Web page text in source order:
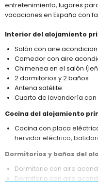
entretenimiento, lugares
vacaciones en España con
Interior del alojamiento
Salón con aire
Comedor con aire
Chimenea en el salón
2 dormitorios y 2 baños
Antena satélite
Cuarto de lavandería
Cocina del alojamiento
Cocina con placa
hervidor eléctrico,
Dormitorios y baños del
Dormitorio con aire
Dormitorio con aire